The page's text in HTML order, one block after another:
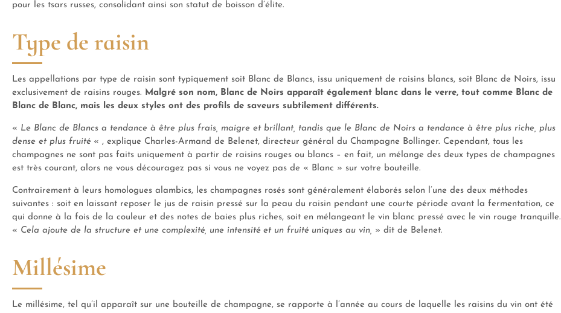
pour les tsars russes, consolidant ainsi son statut de boisson d’élite.
Type de raisin
Les appellations par type de raisin sont typiquement soit Blanc de Blancs, issu uniquement de raisins blancs, soit Blanc de Noirs, issu
exclusivement de raisins rouges. Malgré son nom, Blanc de Noirs apparaît également blanc dans le verre, tout comme Blanc de
Blanc de Blanc, mais les deux styles ont des profils de saveurs subtilement différents.
« Le Blanc de Blancs a tendance à être plus frais, maigre et brillant, tandis que le Blanc de Noirs a tendance à être plus riche, plus
dense et plus fruité« , explique Charles-Armand de Belenet, directeur général du Champagne Bollinger. Cependant, tous les
champagnes ne sont pas faits uniquement à partir de raisins rouges ou blancs – en fait, un mélange des deux types de champagnes
est très courant, alors ne vous découragez pas si vous ne voyez pas de « Blanc » sur votre bouteille.
Contrairement à leurs homologues alambics, les champagnes rosés sont généralement élaborés selon l’une des deux méthodes
suivantes : soit en laissant reposer le jus de raisin pressé sur la peau du raisin pendant une courte période avant la fermentation, ce
qui donne à la fois de la couleur et des notes de baies plus riches, soit en mélangeant le vin blanc pressé avec le vin rouge tranquille.
« Cela ajoute de la structure et une complexité, une intensité et un fruité uniques au vin, » dit de Belenet.
Millésime
Le millésime, tel qu’il apparaît sur une bouteille de champagne, se rapporte à l’année au cours de laquelle les raisins du vin ont été